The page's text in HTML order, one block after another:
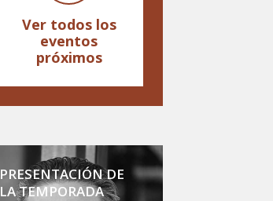
Ver todos los
eventos
próximos
PRESENTACIÓN DE
LA TEMPORADA